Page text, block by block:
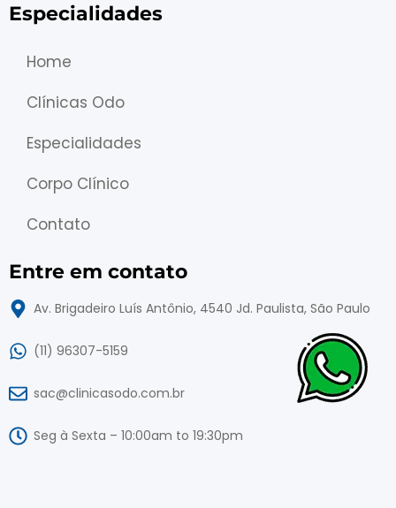
Especialidades
Home
Clínicas Odo
Especialidades
Corpo Clínico
Contato
Entre em contato
Av. Brigadeiro Luís Antônio, 4540 Jd. Paulista, São Paulo
(11) 96307-5159
sac@clinicasodo.com.br
Seg à Sexta – 10:00am to 19:30pm